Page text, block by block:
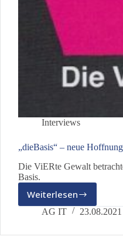
Interviews
„dieBasis“ – neue
Die ViERte Gewalt
Basis.
Weiterlesen
„dieBasis“
–
Hoffnung
AG IT 23.08.2021